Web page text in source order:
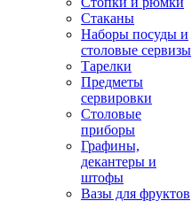
Стаканы
Наборы посуды и
столовые сервизы
Тарелки
Предметы
сервировки
Столовые
приборы
Графины,
декантеры и
штофы
Вазы для фруктов